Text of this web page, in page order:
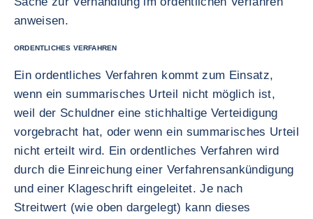
anweisen.
ORDENTLICHES VERFAHREN
Ein ordentliches Verfahren kommt zum Einsatz,
wenn ein summarisches Urteil nicht möglich ist,
weil der Schuldner eine stichhaltige Verteidigung
vorgebracht hat, oder wenn ein summarisches Urteil
nicht erteilt wird. Ein ordentliches Verfahren wird
durch die Einreichung einer Verfahrensankündigung
und einer Klageschrift eingeleitet. Je nach
Streitwert (wie oben dargelegt) kann dieses